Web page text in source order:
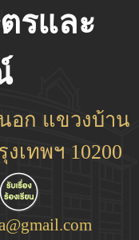
รและ
อก แขวงบ้าน
เทพฯ 10200